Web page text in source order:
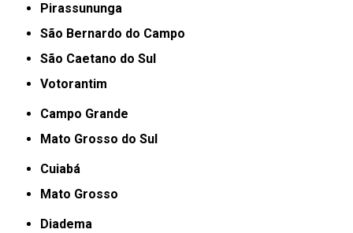
Pirassununga
São Bernardo do Campo
São Caetano do Sul
Votorantim
Campo Grande
Mato Grosso do Sul
Cuiabá
Mato Grosso
Diadema